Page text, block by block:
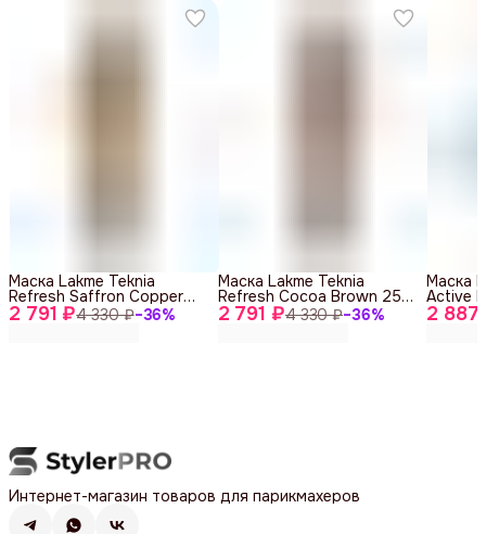
2 791 ₽4 330 ₽−36%
Маска Lakme Teknia
Refresh Saffron Copper
250 ml 2 791 ₽4 330 ₽−36%
Маска Lakme Teknia
Refresh Cocoa Brown 250
ml 2 887
Маска
Active
Интернет-магазин товаров для парикмахеров